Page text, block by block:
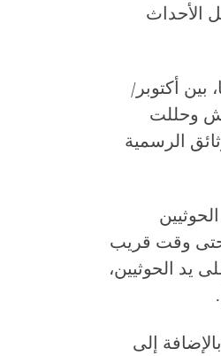
الأحداث
مع 27 شخصا، بينهم 16 صحفيا، بين أكتوبر/
ووتش وحللت
الرسمية
يد الحوثيين
حتى وقت قريب
نوفمبر/تشرين الثاني 2023: ثلاثة على يد الحوثيين،
إلى